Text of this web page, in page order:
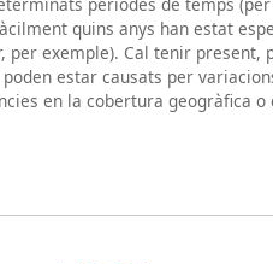
períodes de temps
quins anys han estat
exemple). Cal tenir present,
estar causats per
en la cobertura geogràfica o